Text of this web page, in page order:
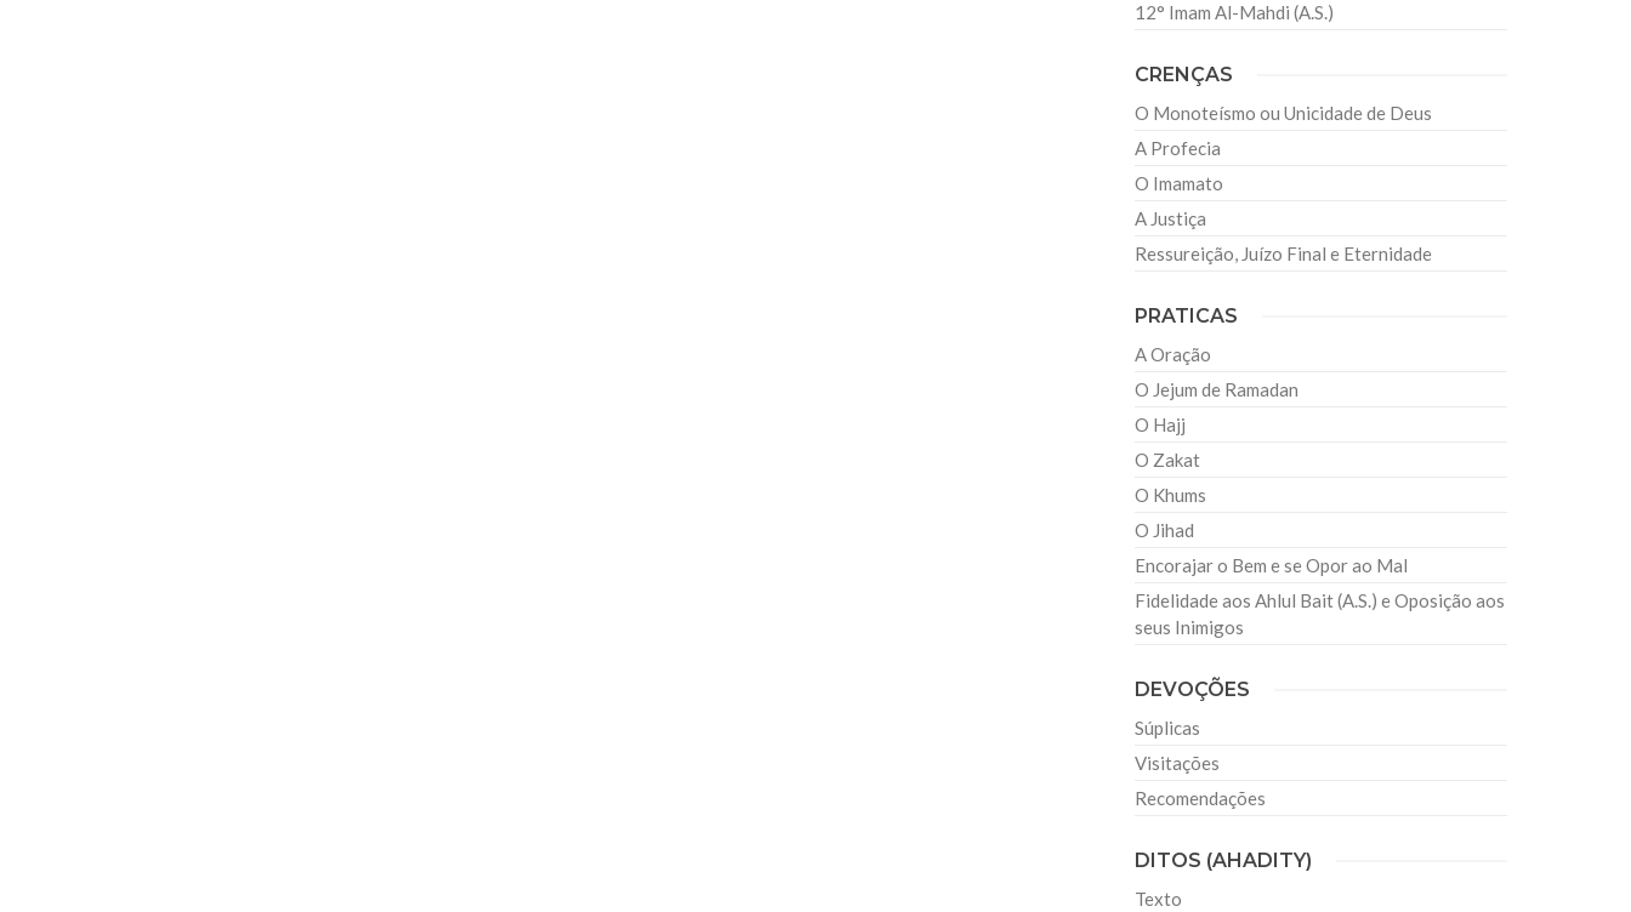
12° Imam Al-Mahdi (A.S.)
CRENÇAS
O Monoteísmo ou Unicidade de Deus
A Profecia
O Imamato
A Justiça
Ressureição, Juízo Final e Eternidade
PRATICAS
A Oração
O Jejum de Ramadan
O Hajj
O Zakat
O Khums
O Jihad
Encorajar o Bem e se Opor ao Mal
Fidelidade aos Ahlul Bait (A.S.) e Oposição aos
seus Inimigos
DEVOÇÕES
Súplicas
Visitações
Recomendações
DITOS (AHADITY)
Texto